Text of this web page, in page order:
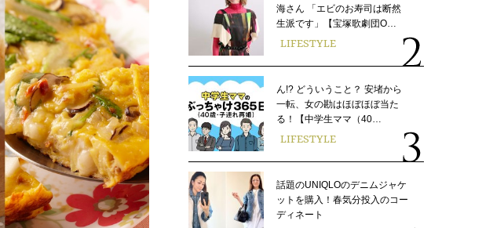
海さん 「エビのお寿司は断然
生派です」【宝塚歌劇団O…
LIFESTYLE
ん!? どういうこと？ 安堵から
一転、女の勘はほぼほぼ当た
る！【中学生ママ（40…
LIFESTYLE
話題のUNIQLOのデニムジャケ
ットを購入！春気分投入のコー
ディネート